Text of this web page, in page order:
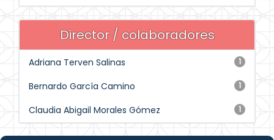
Director / colaboradores
1
Adriana Terven Salinas
1
Bernardo García Camino
1
Claudia Abigail Morales Gómez